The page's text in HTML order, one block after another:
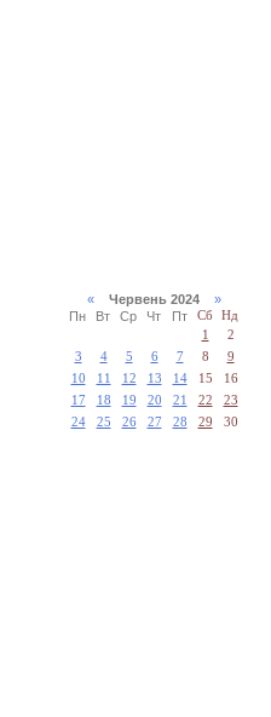
«Червень 2024 »
Пн
Вт Ср Чт Пт Сб
Нд
1
2
3
4 5 6 7 8
9
10
11 12 13 14 15
16
17
18 19 20 21 22
23
24
25 26 27 28 29 30